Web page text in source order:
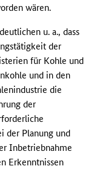
wären.
u. a., dass
der
für Kohle und
und in den
die
der
der Planung und
Inbetriebnahme
Erkenntnissen